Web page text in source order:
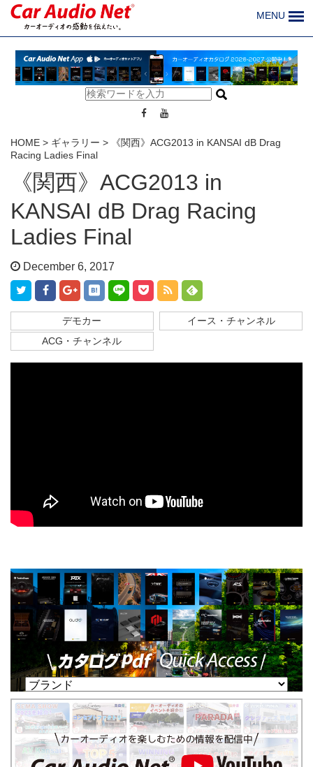
MENU
HOME > ギャラリー >
《関西》ACG2013 in KANSAI dB Drag
Racing Ladies Final
《関西》ACG2013 in
KANSAI dB Drag Racing
Ladies Final
December 6, 2017
デモカー
イース・チャンネル
ACG・チャンネル